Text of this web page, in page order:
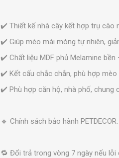
✔️ Thiết kế nhà cây kết hợp trụ cào
✔️ Giúp mèo mài móng tự nhiên,
✔️ Chất liệu MDF phủ Melamine bền
✔️ Kết cấu chắc chắn, phù hợp
✔️ Phù hợp căn hộ, nhà phố, chung
🔹 Chính sách bảo hành PETDECOR:
🔁 Đổi trả trong vòng 7 ngày nếu lỗi